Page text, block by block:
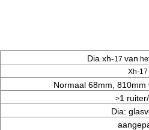
Dia xh-17 van
Xh-17
Normaal 68mm,
>1
Dia: